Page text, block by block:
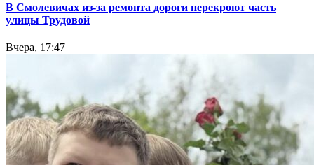
В Смолевичах из-за ремонта дороги перекроют часть
улицы Трудовой
Вчера, 17:47